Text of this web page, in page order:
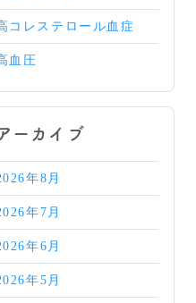
コレステロール血症
血圧
ーカイブ
年8月
年7月
年6月
年5月